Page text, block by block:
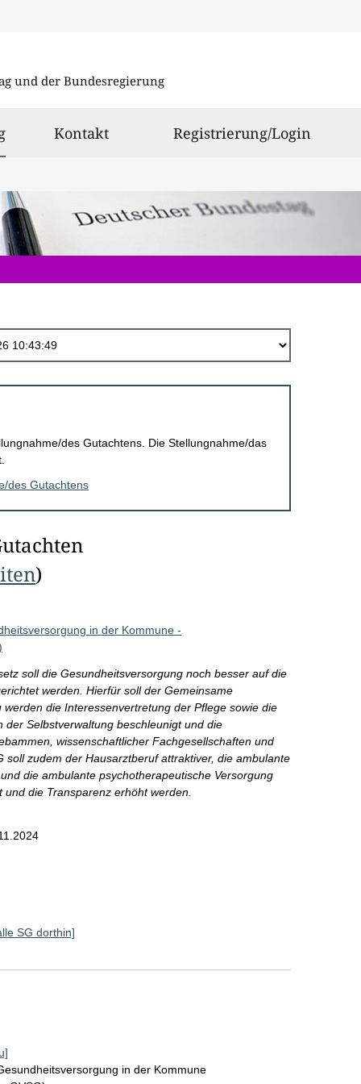
und der Bundesregierung
ausgewählt
Kontakt Registrierung/Login
des Gutachtens. Die Stellungnahme/das
des Gutachtens
)
in der Kommune -
soll die Gesundheitsversorgung noch besser auf die
werden. Hierfür soll der Gemeinsame
die Interessenvertretung der Pflege sowie die
Selbstverwaltung beschleunigt und die
wissenschaftlicher Fachgesellschaften und
zudem der Hausarztberuf attraktiver, die ambulante
die ambulante psychotherapeutische Versorgung
die Transparenz erhöht werden.
SG dorthin]
in der Kommune